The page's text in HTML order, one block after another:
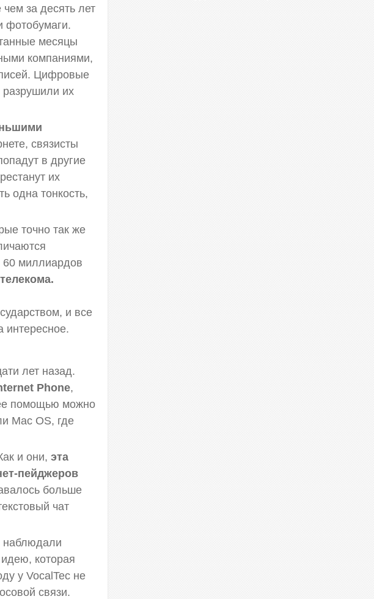
за десять лет
фотобумаги.
месяцы
компаниями,
Цифровые
разрушили их
связисты
в другие
их
одна тонкость,
точно так же
60 миллиардов
и все
интересное.
лет назад.
Phone,
помощью можно
Mac OS, где
и они, эта
пейджеров
больше
чат
наблюдали
которая
у VocalTec не
связи.